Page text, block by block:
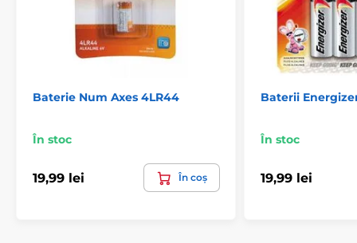
Baterie Num Axes 4LR44
În stoc
19,99 lei În coș
Baterii
În stoc
19,99 lei